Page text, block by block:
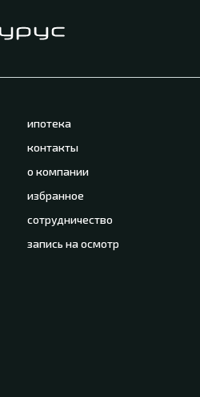
ипотека
контакты
о компании
избранное
сотрудничество
запись на осмотр